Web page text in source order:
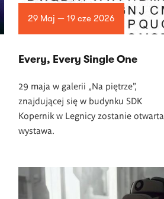
29 Maj — 19 cze 2026
Every, Every Single One
29 maja w galerii „Na piętrze”,
znajdującej się w budynku SDK
Kopernik w Legnicy zostanie otwarta
wystawa.